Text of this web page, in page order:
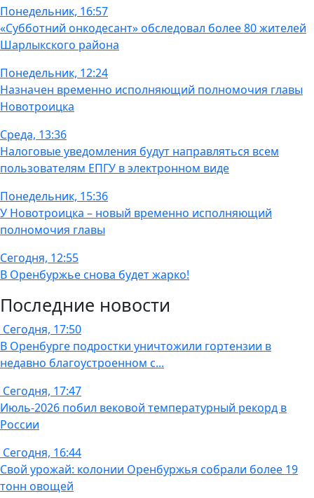
Понедельник, 16:57
«Субботний онкодесант» обследовал более 80 жителей
Шарлыкского района
Понедельник, 12:24
Назначен временно исполняющий полномочия главы
Новотроицка
Среда, 13:36
Налоговые уведомления будут направляться всем
пользователям ЕПГУ в электронном виде
Понедельник, 15:36
У Новотроицка – новый временно исполняющий
полномочия главы
Сегодня, 12:55
В Оренбуржье снова будет жарко!
Последние новости
Сегодня, 17:50
В Оренбурге подростки уничтожили гортензии в
недавно благоустроенном с...
Сегодня, 17:47
Июль-2026 побил вековой температурный рекорд в
России
Сегодня, 16:44
Свой урожай: колонии Оренбуржья собрали более 19
тонн овощей